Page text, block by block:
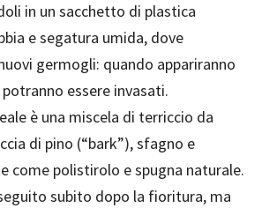
in un sacchetto di plastica
e segatura umida, dove
germogli: quando appariranno
essere invasati.
è una miscela di terriccio da
di pino (“bark”), sfagno e
come polistirolo e spugna naturale.
subito dopo la fioritura, ma